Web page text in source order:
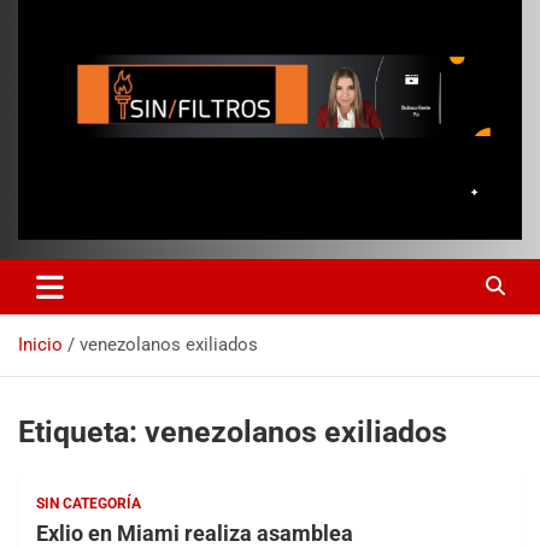
Inicio venezolanos exiliados
Etiqueta: venezolanos exiliados
SIN CATEGORÍA
Exlio en Miami realiza asamblea